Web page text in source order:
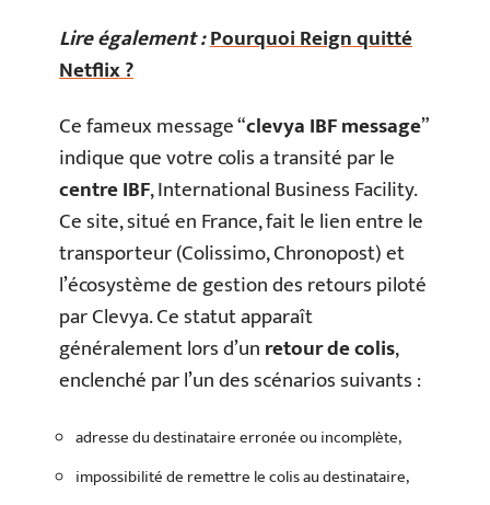
Lire également :Pourquoi Reign quitté
Netflix ?
Ce fameux message “clevya IBF message”
indique que votre colis a transité par le
centre IBF, International Business Facility.
Ce site, situé en France, fait le lien entre le
transporteur (Colissimo, Chronopost) et
l’écosystème de gestion des retours piloté
par Clevya. Ce statut apparaît
généralement lors d’unretour de colis,
enclenché par l’un des scénarios suivants :
adresse du destinataire erronée ou incomplète,
impossibilité de remettre le colis au destinataire,